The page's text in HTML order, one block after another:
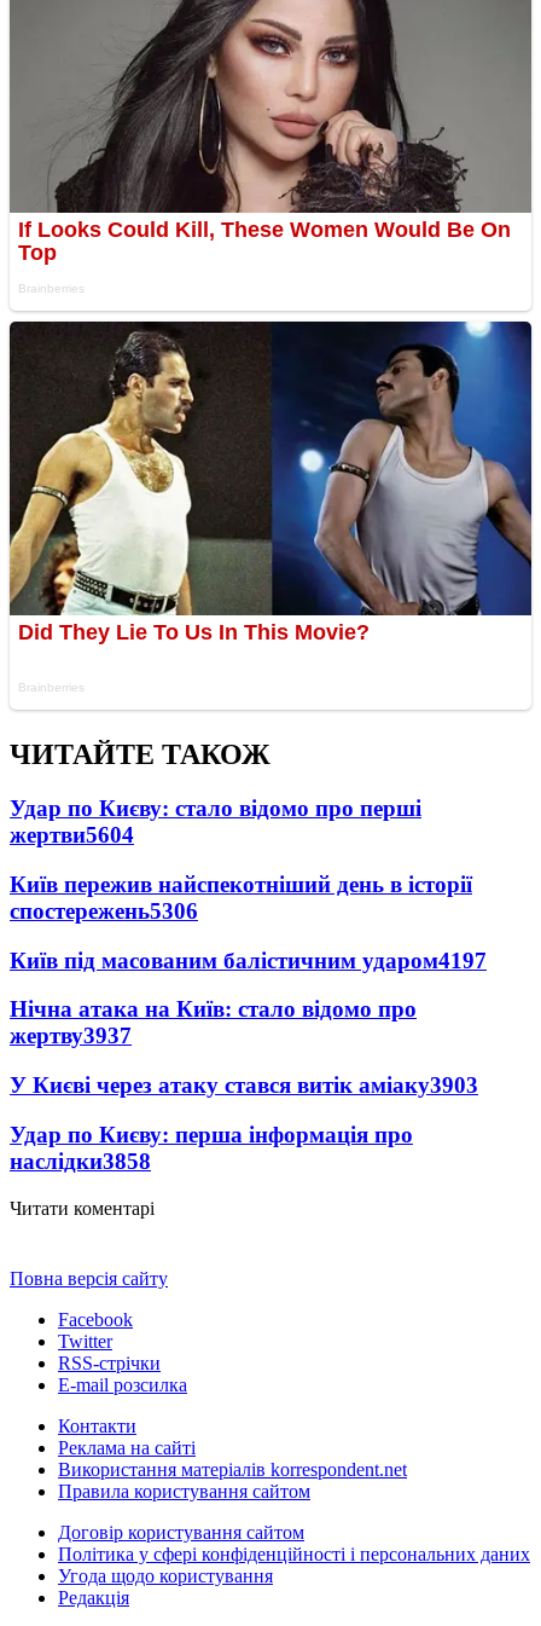
ЧИТАЙТЕ ТАКОЖ
Удар по Києву: стало відомо про перші
жертви5604
Київ пережив найспекотніший день в історії
спостережень5306
Київ під масованим балістичним ударом4197
Нічна атака на Київ: стало відомо про
жертву3937
У Києві через атаку стався витік аміаку3903
Удар по Києву: перша інформація про
наслідки3858
Читати коментарі
Повна версія сайту
Facebook
Twitter
RSS-стрічки
E-mail розсилка
Контакти
Реклама на сайті
Використання матеріалів korrespondent.net
Правила користування сайтом
Договір користування сайтом
Політика у сфері конфіденційності і персональних даних
Угода щодо користування
Редакція